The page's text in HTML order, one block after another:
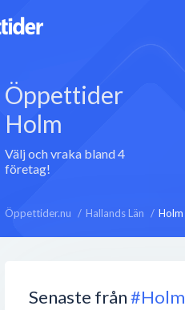
Öppettider
Holm
Välj och vraka bland 4
företag!
Öppettider.nu Hallands Län Holm
Senaste från#Holm